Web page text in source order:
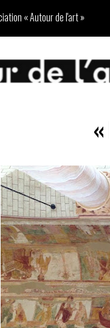
« Autour de l'art »
«